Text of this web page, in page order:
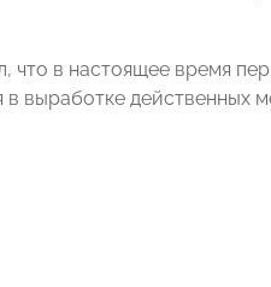
в настоящее время
в выработке действенных